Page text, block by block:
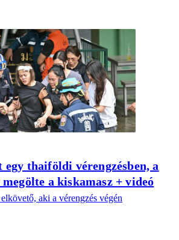
egy thaiföldi vérengzésben, a
a kiskamasz + videó
aki a vérengzés végén